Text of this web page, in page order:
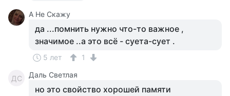
А Не Скажу
да ...помнить нужно что-то важное ,
значимое ..а это всё - суета-сует .
5 лет 1
ДС Даль Светлая
но это свойство хорошей памяти